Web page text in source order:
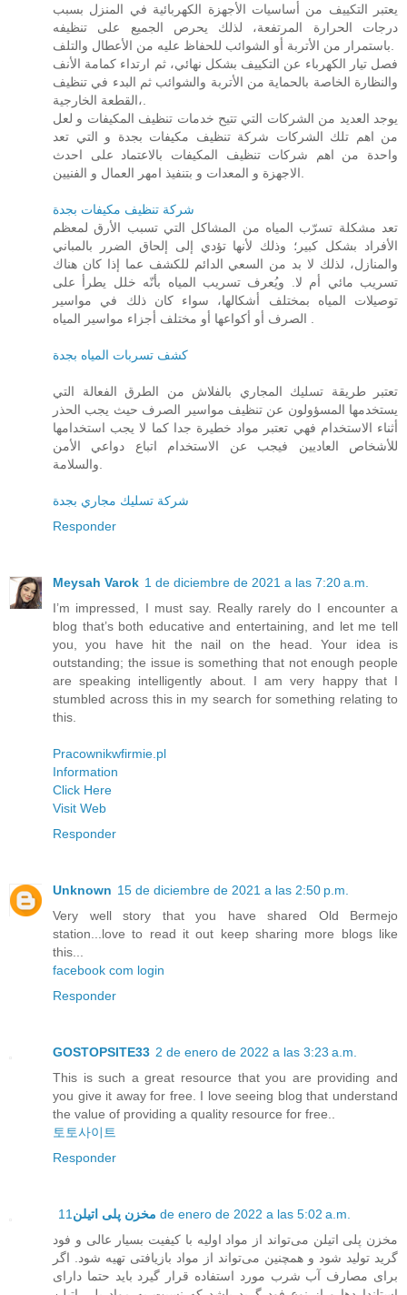
يعتبر التكييف من أساسيات الأجهزة الكهربائية في المنزل بسبب
درجات الحرارة المرتفعة، لذلك يحرص الجميع على تنظيفه
فصل تيار الكهرباء عن التكييف بشكل نهائي، ثم ارتداء كمامة الأنف
والنظارة الخاصة بالحماية من الأتربة والشوائب ثم البدء في تنظيف
القطعة الخارجية،.
يوجد العديد من الشركات التي تتيح خدمات تنظيف المكيفات و لعل
من اهم تلك الشركات شركة تنظيف مكيفات بجدة و التي تعد
واحدة من اهم شركات تنظيف المكيفات بالاعتماد على احدث
شركة تنظيف مكيفات بجدة
تعد مشكلة تسرّب المياه من المشاكل التي تسبب الأرق لمعظم
الأفراد بشكل كبير؛ وذلك لأنها تؤدي إلى إلحاق الضرر بالمباني
والمنازل، لذلك لا بد من السعي الدائم للكشف عما إذا كان هناك
تسريب مائي أم لا. ويُعرف تسريب المياه بأنّه خلل يطرأ على
توصيلات المياه بمختلف أشكالها، سواء كان ذلك في مواسير
كشف تسربات المياه بجدة
تعتبر طريقة تسليك المجاري بالفلاش من الطرق الفعالة التي
يستخدمها المسؤولون عن تنظيف مواسير الصرف حيث يجب الحذر
أثناء الاستخدام فهي تعتبر مواد خطيرة جدا كما لا يجب استخدامها
للأشخاص العاديين فيجب عن الاستخدام اتباع دواعي الأمن
شركة تسليك مجاري بجدة
Responder
Meysah Varok 1 de diciembre de 2021 a las 7:20 a.m.
I’m impressed, I must say. Really rarely do I encounter a
blog that’s both educative and entertaining, and let me tell
you, you have hit the nail on the head. Your idea is
outstanding; the issue is something that not enough people
are speaking intelligently about. I am very happy that I
stumbled across this in my search for something relating to
this.
Pracownikwfirmie.pl
Information
Click Here
Visit Web
Responder
Unknown 15 de diciembre de 2021 a las 2:50 p.m.
Very well story that you have shared Old Bermejo
station...love to read it out keep sharing more blogs like
this...
facebook com login
Responder
GOSTOPSITE33 2 de enero de 2022 a las 3:23 a.m.
This is such a great resource that you are providing and
you give it away for free. I love seeing blog that understand
the value of providing a quality resource for free..
토토사이트
Responder
مخزن پلی اتیلن 11 de enero de 2022 a las 5:02 a.m.
مخزن پلی اتیلن می‌تواند از مواد اولیه با کیفیت بسیار عالی و فود
گرید تولید شود و همچنین می‌تواند از مواد بازیافتی تهیه شود. اگر
برای مصارف آب شرب مورد استفاده قرار گیرد باید حتما دارای